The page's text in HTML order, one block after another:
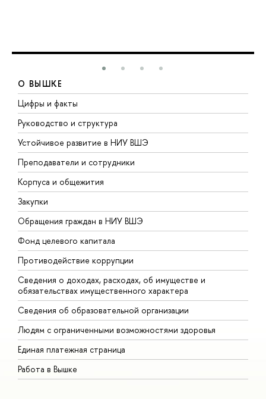
О ВЫШКЕ
Цифры и факты
Руководство и структура
Устойчивое развитие в НИУ ВШЭ
Преподаватели и сотрудники
Корпуса и общежития
Закупки
Обращения граждан в НИУ ВШЭ
Фонд целевого капитала
Противодействие коррупции
Сведения о доходах, расходах, об имуществе и
обязательствах имущественного характера
Сведения об образовательной организации
Людям с ограниченными возможностями здоровья
Единая платежная страница
Работа в Вышке